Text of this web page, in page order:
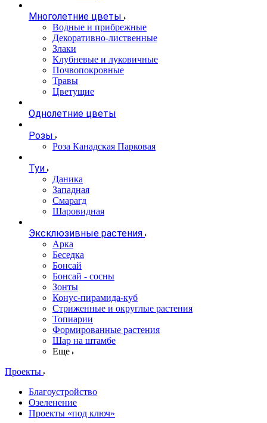
Многолетние цветы
Водные и прибрежные
Декоративно-лиственные
Злаки
Клубневые и луковичные
Почвопокровные
Травы
Цветущие
Однолетние цветы
Розы
Роза Канадская Парковая
Туи
Даника
Западная
Смарагд
Шаровидная
Эксклюзивные растения
Арка
Беседка
Бонсай
Бонсай - сосны
Зонты
Конус-пирамида-куб
Стриженные и округлые растения
Топиарии
Формированные растения
Шар на штамбе
Еще
Проекты
Благоустройство
Озеленение
Проекты «под ключ»